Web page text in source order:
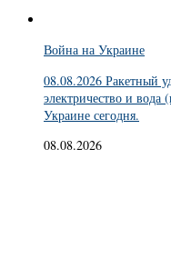
Война на Украине
08.08.2026 Ракетный
электричество и вода
Украине сегодня.
08.08.2026